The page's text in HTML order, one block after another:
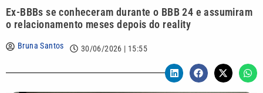
Ex-BBBs se conheceram durante o BBB 24 e assumiram
o relacionamento meses depois do reality
Bruna Santos 30/06/2026 | 15:55